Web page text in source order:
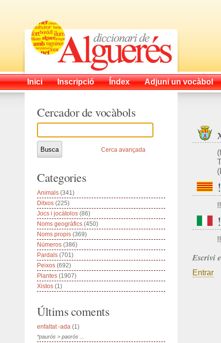
Inici Inscripció Índex Adjuni un vocàbol
!!
!!
Escrivi
Entrar
Cercador de vocàbols
Cerca avançada
Categories
Animals (341)
Ditxos (225)
Jocs i jocàtolos (86)
Noms geogràfics (450)
Noms propis (369)
Números (386)
Pardals (701)
Peixos (692)
Plantes (1907)
Xistos (1)
Últims coments
enfaltat -ada (1)
*paurós > paorós ...